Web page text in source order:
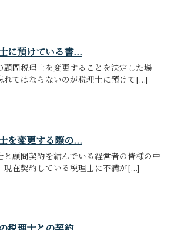
に預けている書...
顧問税理士を変更することを決定した場
れてはならないのが税理士に預けて[...]
を変更する際の...
と顧問契約を結んでいる経営者の皆様の中
現在契約している税理士に不満が[...]